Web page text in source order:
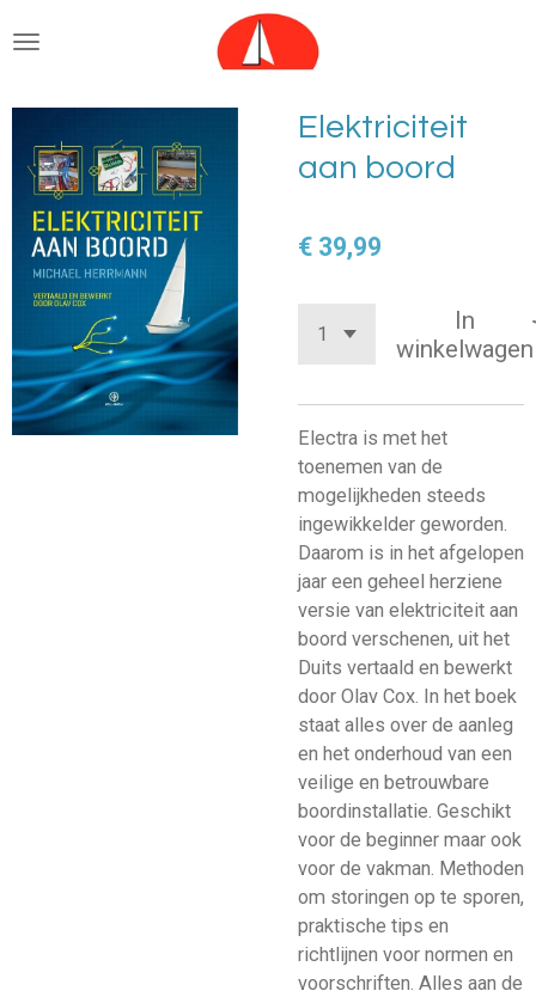
direct
de
hoofdinhoud
Elektriciteit
aan boord
€ 39,99
In
winkelwagen
Electra is met het
toenemen van de
mogelijkheden steeds
ingewikkelder geworden.
Daarom is in het afgelopen
jaar een geheel herziene
versie van elektriciteit aan
boord verschenen, uit het
Duits vertaald en bewerkt
door Olav Cox. In het boek
staat alles over de aanleg
en het onderhoud van een
veilige en betrouwbare
boordinstallatie. Geschikt
voor de beginner maar ook
voor de vakman. Methoden
om storingen op te sporen,
praktische tips en
richtlijnen voor normen en
voorschriften. Alles aan de